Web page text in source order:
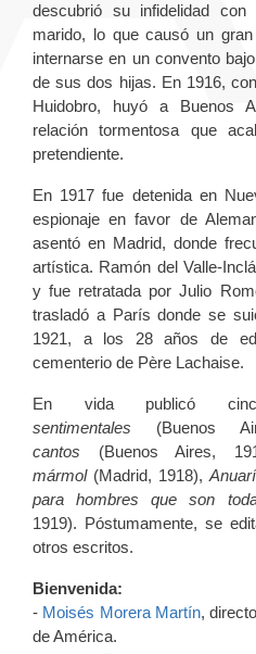
descubrió su infidelidad
marido, lo que causó un
internarse en un convento
de sus dos hijas. En 1916,
Huidobro, huyó a Buenos
relación tormentosa que
pretendiente.
En 1917 fue detenida en
espionaje en favor de
asentó en Madrid, donde
artística. Ramón del Valle-
y fue retratada por Julio
trasladó a París donde se
1921, a los 28 años de
cementerio de Père Lachaise.
En vida publicó
sentimentales (Buenos
cantos (Buenos Aires,
mármol(Madrid, 1918), Anuarí
para hombres que son
1919). Póstumamente, se
otros escritos.
Bienvenida:
- Moisés Morera Martín,
de América.